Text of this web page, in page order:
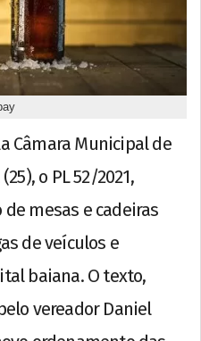
Câmara Municipal de
o PL 52/2021,
mesas e cadeiras
de veículos e
baiana. O texto,
vereador Daniel